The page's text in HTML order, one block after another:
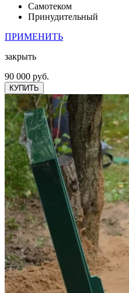
Самотеком
Принудительный
ПРИМЕНИТЬ
закрыть
90 000 руб.
КУПИТЬ